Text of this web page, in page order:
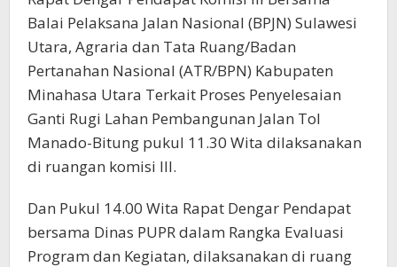
Balai Pelaksana Jalan Nasional (BPJN) Sulawesi
Utara, Agraria dan Tata Ruang/Badan
Pertanahan Nasional (ATR/BPN) Kabupaten
Minahasa Utara Terkait Proses Penyelesaian
Ganti Rugi Lahan Pembangunan Jalan Tol
Manado-Bitung pukul 11.30 Wita dilaksanakan
di ruangan komisi III.
Dan Pukul 14.00 Wita Rapat Dengar Pendapat
bersama Dinas PUPR dalam Rangka Evaluasi
Program dan Kegiatan, dilaksanakan di ruang